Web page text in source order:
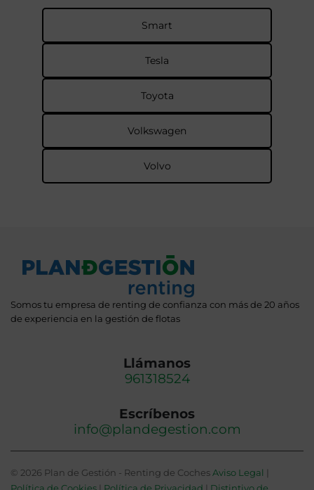
Smart
Tesla
Toyota
Volkswagen
Volvo
Somos tu empresa de renting de confianza con más de 20 años
de experiencia en la gestión de flotas
Llámanos
961318524
Escríbenos
info@plandegestion.com
© 2026 Plan de Gestión - Renting de Coches Aviso Legal